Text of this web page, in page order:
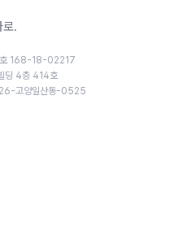
로.
호 168-18-02217
딩 4층 414호
고양일산동-0525